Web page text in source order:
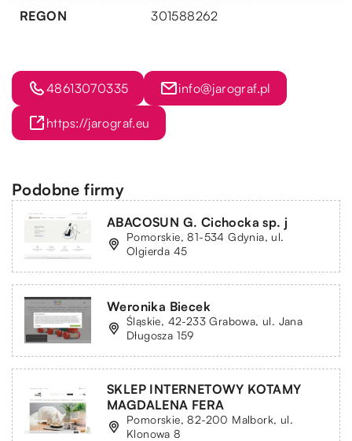
REGON 301588262
48613070335 info@jarograf.pl
https://jarograf.eu
Podobne firmy
ABACOSUN G. Cichocka sp. j
Pomorskie, 81-534 Gdynia, ul.
Olgierda 45
Weronika Biecek
Śląskie, 42-233 Grabowa, ul. Jana
Długosza 159
SKLEP INTERNETOWY KOTAMY
MAGDALENA FERA
Pomorskie, 82-200 Malbork, ul.
Klonowa 8